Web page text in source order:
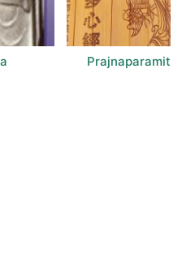
Prajnaparamita